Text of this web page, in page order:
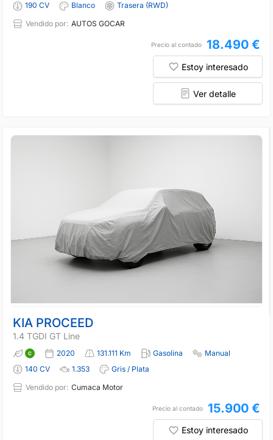
190 CV
Blanco
Trasera (RWD)
Vendido por: AUTOS GOCAR
Precio al contado 18.490 €
Estoy interesado
Ver detalle
KIA PROCEED
1.4 TGDI GT Line
2020 131.111 Km Gasolina
Manual
140 CV
1.353
Gris / Plata
Vendido por: Cumaca Motor
Precio al contado 15.900 €
Estoy interesado